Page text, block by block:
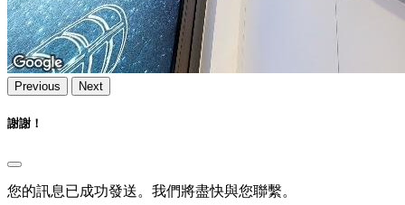
Previous Next
謝謝！
您的訊息已成功發送。我們將盡快與您聯繫。